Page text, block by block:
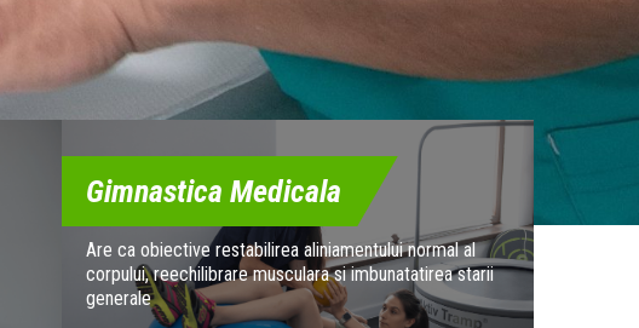
Gimnastica Medicala
Are ca obiective restabilirea aliniamentului normal al
corpului, reechilibrare musculara si imbunatatirea starii
generale